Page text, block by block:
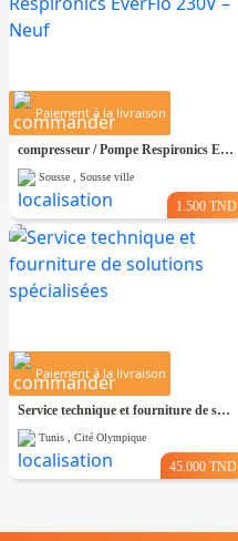
Paiement à la livraison
compresseur / Pompe Respironics EverFlo 230V – Neuf
Sousse , Sousse ville
1.500 TND
Paiement à la livraison
Service technique et fourniture de solutions spécialisées
Tunis , Cité Olympique
45.000 TND